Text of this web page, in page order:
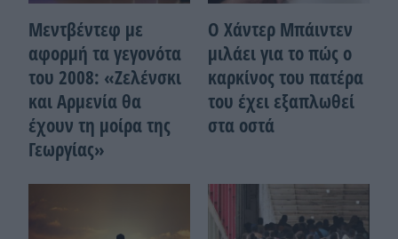
Μεντβέντεφ με
αφορμή τα γεγονότα
του 2008: «Ζελένσκι
και Αρμενία θα
έχουν τη μοίρα της
Γεωργίας»
Ο Χάντερ Μπάιντεν
μιλάει για το πώς ο
καρκίνος του πατέρα
του έχει εξαπλωθεί
στα οστά